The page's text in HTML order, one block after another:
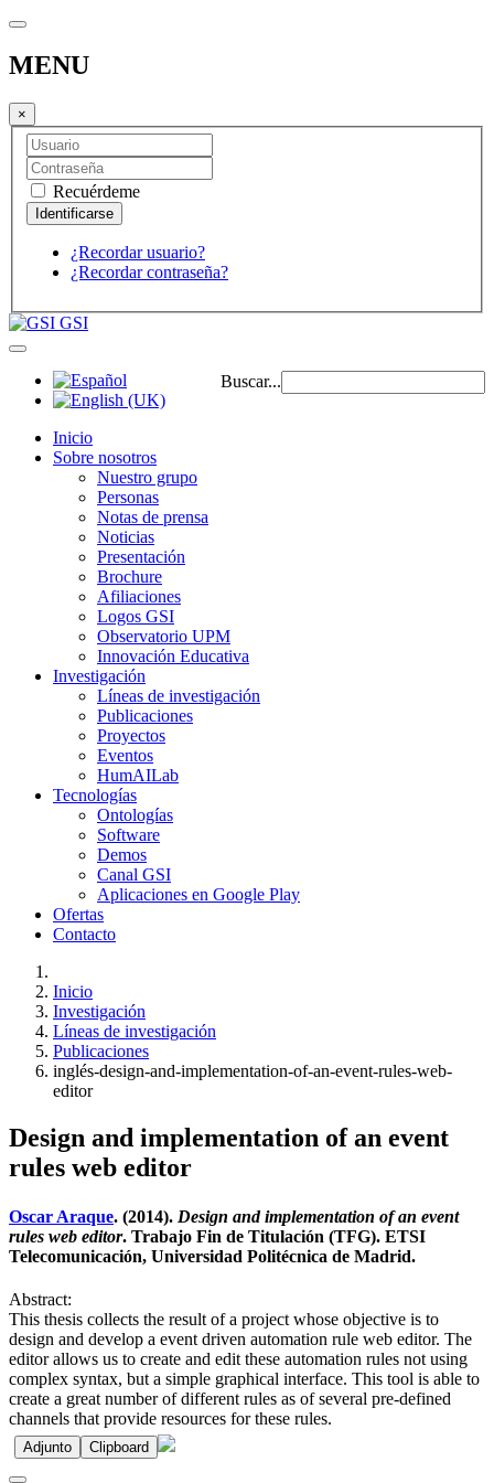
MENU
×
Recuérdeme
¿Recordar usuario?
¿Recordar contraseña?
GSI
Buscar...
Inicio
Sobre nosotros
Nuestro grupo
Personas
Notas de prensa
Noticias
Presentación
Brochure
Afiliaciones
Logos GSI
Observatorio UPM
Innovación Educativa
Investigación
Líneas de investigación
Publicaciones
Proyectos
Eventos
HumAILab
Tecnologías
Ontologías
Software
Demos
Canal GSI
Aplicaciones en Google Play
Ofertas
Contacto
Inicio
Investigación
Líneas de investigación
Publicaciones
inglés-design-and-implementation-of-an-event-rules-web-
editor
Design and implementation of an event
rules web editor
Oscar Araque. (2014). Design and implementation of an event
rules web editor. Trabajo Fin de Titulación (TFG). ETSI
Telecomunicación, Universidad Politécnica de Madrid.
Abstract:
This thesis collects the result of a project whose objective is to
design and develop a event driven automation rule web editor. The
editor allows us to create and edit these automation rules not using
complex syntax, but a simple graphical interface. This tool is able to
create a great number of different rules as of several pre-defined
channels that provide resources for these rules.
Adjunto Clipboard